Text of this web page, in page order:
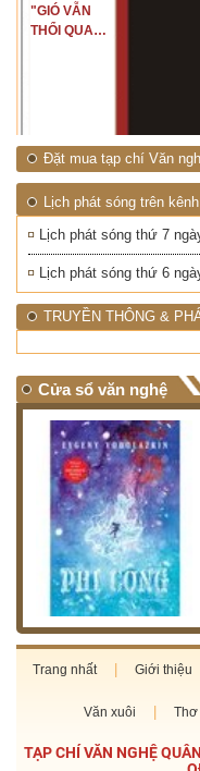
"GIÓ VẪN
THỔI QUA
Đặt mua tạp chí Văn
Lịch phát sóng trên kênh
Lịch phát sóng thứ 7
Lịch phát sóng thứ 6
TRUYỀN THÔNG &
Cửa sổ văn nghệ
Trang nhất Giới thiệu
Văn xuôi Thơ
TẠP CHÍ VĂN NGHỆ